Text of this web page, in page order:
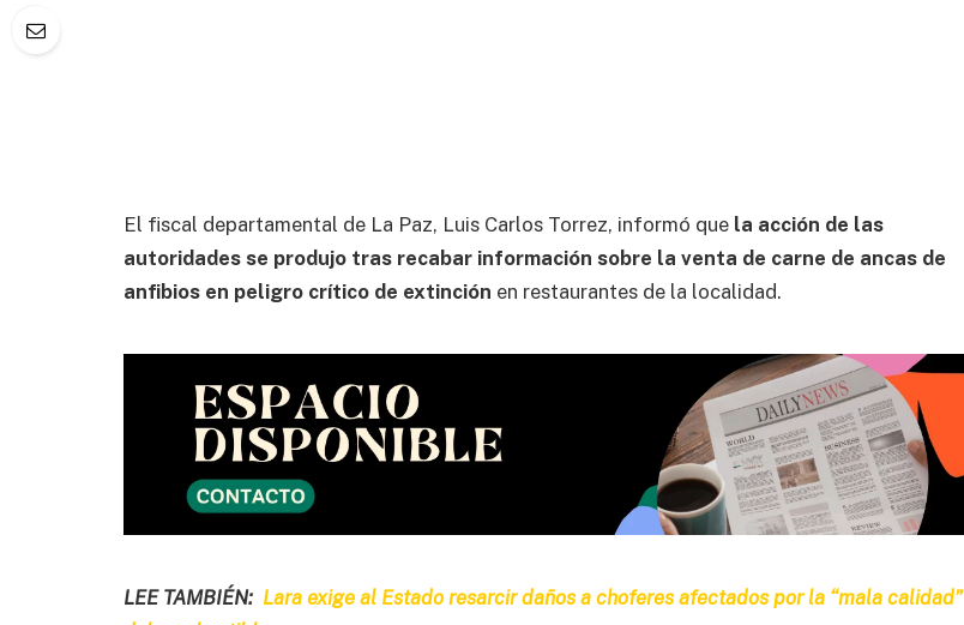
El fiscal departamental de La Paz, Luis Carlos Torrez, informó que la acción de las
autoridades se produjo tras recabar información sobre la venta de carne de ancas de
anfibios en peligro crítico de extinción en restaurantes de la localidad.
LEE TAMBIÉN: Lara exige al Estado resarcir daños a choferes afectados por la “mala calidad”